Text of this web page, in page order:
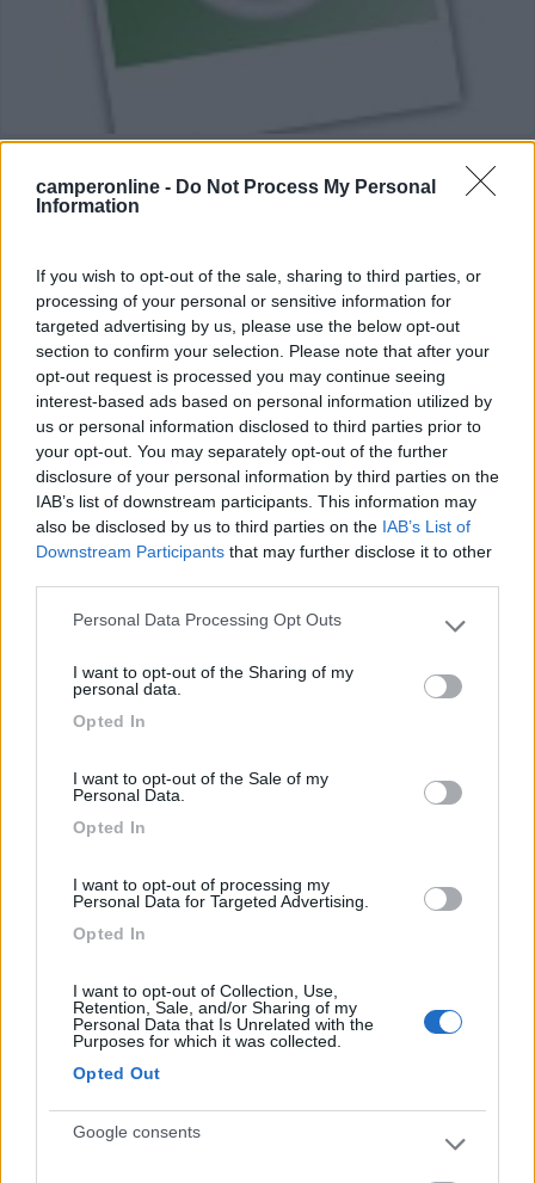
camperonline - Do Not Process My Personal
Information
If you wish to opt-out of the sale, sharing to third parties, or
processing of your personal or sensitive information for
targeted advertising by us, please use the below opt-out
section to confirm your selection. Please note that after your
opt-out request is processed you may continue seeing
interest-based ads based on personal information utilized by
us or personal information disclosed to third parties prior to
your opt-out. You may separately opt-out of the further
disclosure of your personal information by third parties on the
IAB’s list of downstream participants. This information may
also be disclosed by us to third parties on the IAB’s List of
Downstream Participants that may further disclose it to other
Please note that this website/app uses one or more Google
not limited to your visit or usage behaviour. You may click to
use your data for below specified purposes in below Google
Personal Data Processing Opt Outs
I want to opt-out of the Sharing of my
personal data.
Opted In
I want to opt-out of the Sale of my
Personal Data.
Opted In
I want to opt-out of processing my
Personal Data for Targeted Advertising.
Opted In
I want to opt-out of Collection, Use,
Retention, Sale, and/or Sharing of my
Personal Data that Is Unrelated with the
Purposes for which it was collected.
Opted Out
Google consents
pvc ignifugo 3 x 7,5
Voto : 9,3
all'origine
Ad occhi chiusi, è un ottimo accessorio
laserra2009 19/08/2010
Fiamma Cover Premium
Sezione
coperture
Installazione
Personalmente
Controvoglia
puppola 08/08/2010